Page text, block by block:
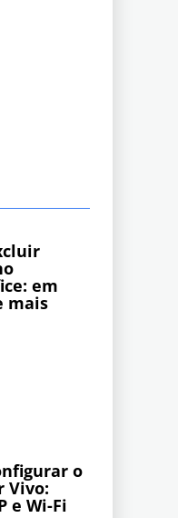
em
mais
o
Vivo:
e Wi-Fi